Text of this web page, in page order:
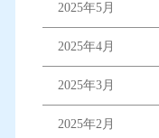
2025年5月
2025年4月
2025年3月
2025年2月